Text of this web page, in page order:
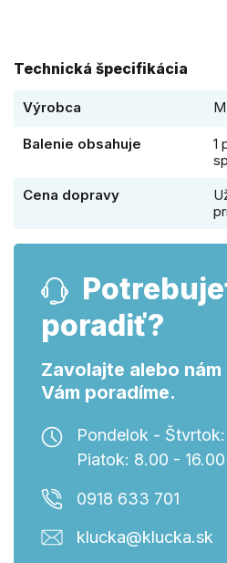
Technická špecifikácia
Výrobca
Balenie obsahuje
1
Cena dopravy
poradiť?
Zavolajte alebo
Vám poradíme.
Pondelok -
Piatok: 8.00 -
0918 633 701
klucka@klucka.sk